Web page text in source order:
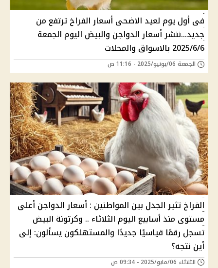
فى أول يوم لعيد الاضحى أسعار الفراخ ترتفع من
جديد...ننشر أسعار الدواجن والبيض اليوم الجمعة
2025/6/6 بالاسواق والمحلات
الجمعة 06/يونيو/2025 - 11:16 ص
الفراخ تثير الجدل بين المواطنين : أسعار الدواجن أعلى
مستوى منذ أسابيع اليوم الثلاثاء .. وكرتونة البيض
تسجل رقمًا قياسيًا جديدًا والمستهلكون يسألون: إلى
أين نتجه؟
الثلاثاء 06/مايو/2025 - 09:34 ص